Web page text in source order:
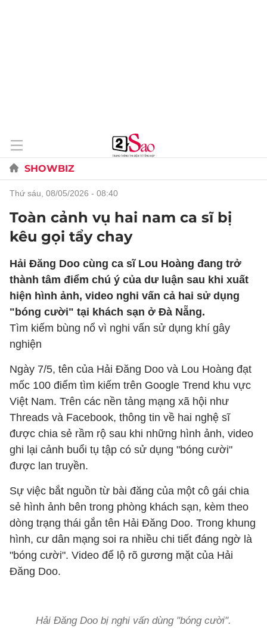
SHOWBIZ
thứ sáu, 08/05/2026 - 08:40
Toàn cảnh vụ hai nam ca sĩ bị
kêu gọi tẩy chay
Hải Đăng Doo cùng ca sĩ Lou Hoàng đang trở
thành tâm điểm chú ý của dư luận sau khi xuất
hiện hình ảnh, video nghi vấn cả hai sử dụng
"bóng cười" tại khách sạn ở Đà Nẵng.
Tìm kiếm bùng nổ vì nghi vấn sử dụng khí gây
nghiện
Ngày 7/5, tên của Hải Đăng Doo và Lou Hoàng đạt
mốc 100 điểm tìm kiếm trên Google Trend khu vực
Việt Nam. Trên các nền tảng mạng xã hội như
Threads và Facebook, thông tin về hai nghệ sĩ
được chia sẻ rầm rộ sau khi những hình ảnh, video
ghi lại cảnh buổi tụ tập có sử dụng "bóng cười"
được lan truyền.
Sự việc bắt nguồn từ bài đăng của một cô gái chia
sẻ hình ảnh bên trong phòng khách sạn, kèm theo
dòng trạng thái gắn tên Hải Đăng Doo. Trong khung
hình, cư dân mạng soi ra nhiều chi tiết đáng ngờ là
"bóng cười". Video để lộ rõ gương mặt của Hải
Đăng Doo.
Hải Đăng Doo bị nghi vấn dùng "bóng cười".